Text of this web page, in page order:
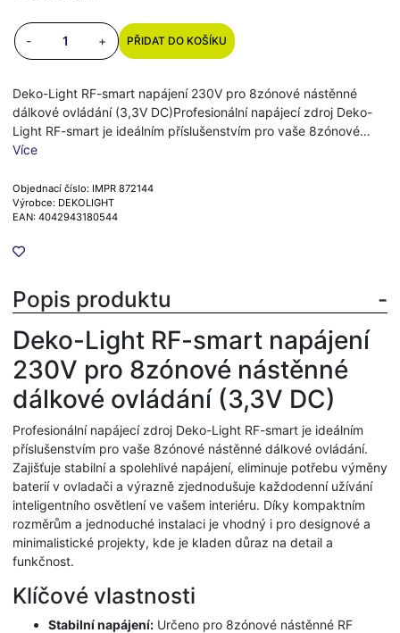
- + PŘIDAT DO KOŠÍKU
Deko-Light RF-smart napájení 230V pro 8zónové nástěnné
dálkové ovládání (3,3V DC)Profesionální napájecí zdroj Deko-
Light RF-smart je ideálním příslušenstvím pro vaše 8zónové…
Více
Objednací číslo: IMPR 872144
Výrobce: DEKOLIGHT
EAN: 4042943180544
Popis produktu
Deko-Light RF-smart napájení
230V pro 8zónové nástěnné
dálkové ovládání (3,3V DC)
Profesionální napájecí zdroj Deko-Light RF-smart je ideálním
příslušenstvím pro vaše 8zónové nástěnné dálkové ovládání.
Zajišťuje stabilní a spolehlivé napájení, eliminuje potřebu výměny
baterií v ovladači a výrazně zjednodušuje každodenní užívání
inteligentního osvětlení ve vašem interiéru. Díky kompaktním
rozměrům a jednoduché instalaci je vhodný i pro designové a
minimalistické projekty, kde je kladen důraz na detail a
funkčnost.
Klíčové vlastnosti
Stabilní napájení: Určeno pro 8zónové nástěnné RF